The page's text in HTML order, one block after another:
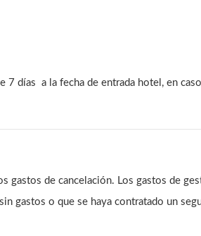
7 días a la fecha de entrada hotel, en
gastos de cancelación. Los gastos de
gastos o que se haya contratado un